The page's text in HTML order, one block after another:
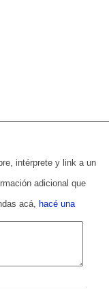
intérprete y link a un
adicional que
acá, hacé una